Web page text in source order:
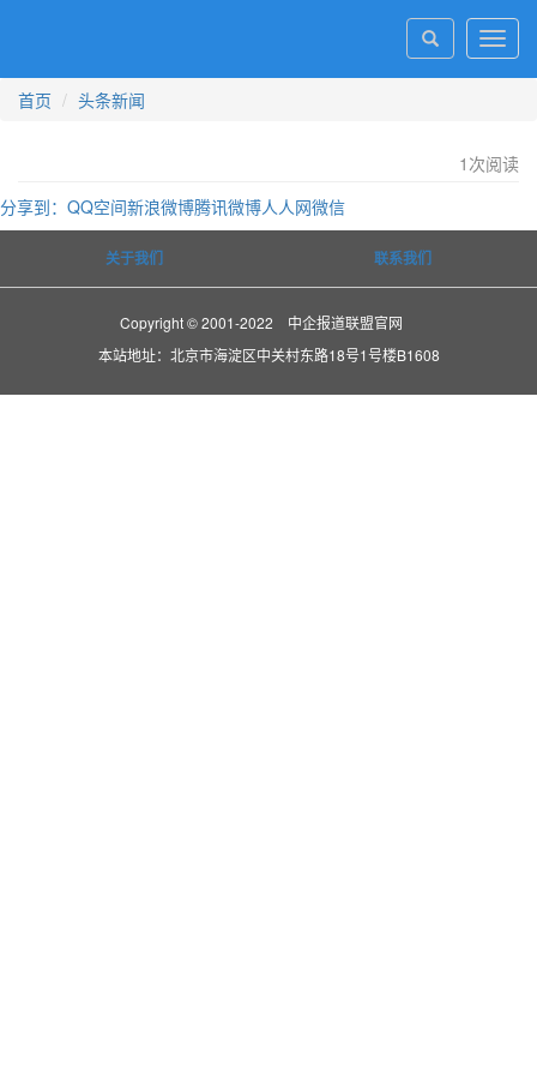
首页
头条新闻
1 次阅读
分享到： QQ空间新浪微博腾讯微博人人网微信
关于我们 联系我们
Copyright © 2001-2022 中企报道联盟官网
本站地址：北京市海淀区中关村东路18号1号楼B1608